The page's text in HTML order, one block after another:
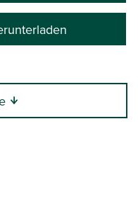
/ 13:18